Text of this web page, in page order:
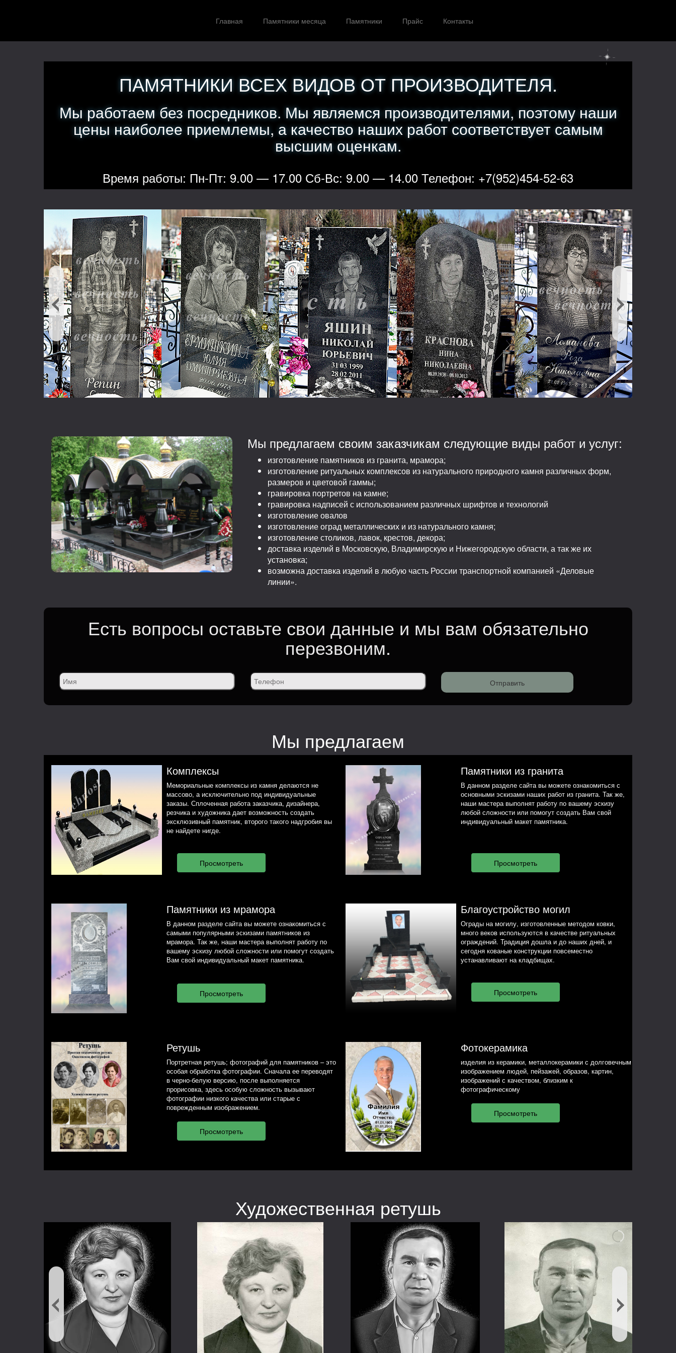
Главная Памятники месяца Памятники Прайс Контакты
ПАМЯТНИКИ ВСЕХ ВИДОВ ОТ ПРОИЗВОДИТЕЛЯ.
Мы работаем без посредников. Мы являемся производителями, поэтому наши
цены наиболее приемлемы, а качество наших работ соответствует самым
высшим оценкам.
Время работы: Пн-Пт: 9.00 — 17.00 Сб-Вс: 9.00 — 14.00 Телефон: +7(952)454-52-63
Мы предлагаем своим заказчикам следующие виды работ и услуг:
изготовление памятников из гранита, мрамора;
изготовление ритуальных комплексов из натурального природного камня различных форм,
размеров и цветовой гаммы;
гравировка портретов на камне;
гравировка надписей с использованием различных шрифтов и технологий
изготовление овалов
изготовление оград металлических и из натурального камня;
изготовление столиков, лавок, крестов, декора;
доставка изделий в Московскую, Владимирскую и Нижегородскую области, а так же их
установка;
возможна доставка изделий в любую часть России транспортной компанией «Деловые
линии».
Есть вопросы оставьте свои данные и мы вам обязательно
перезвоним.
Мы предлагаем
Комплексы
Мемориальные комплексы из камня делаются не
массово, а исключительно под индивидуальные
заказы. Сплоченная работа заказчика, дизайнера,
резчика и художника дает возможность создать
эксклюзивный памятник, второго такого надгробия вы
не найдете нигде.
Памятники из гранита
В данном разделе сайта вы можете ознакомиться с
основными эскизами наших работ из гранита. Так же,
наши мастера выполнят работу по вашему эскизу
любой сложности или помогут создать Вам свой
индивидуальный макет памятника.
Памятники из мрамора
В данном разделе сайта вы можете ознакомиться с
самыми популярными эскизами памятников из
мрамора. Так же, наши мастера выполнят работу по
вашему эскизу любой сложности или помогут создать
Вам свой индивидуальный макет памятника.
Благоустройство могил
Ограды на могилу, изготовленные методом ковки,
много веков используются в качестве ритуальных
ограждений. Традиция дошла и до наших дней, и
сегодня кованые конструкции повсеместно
устанавливают на кладбищах.
Ретушь
Портретная ретушь; фотографий для памятников – это
особая обработка фотографии. Сначала ее переводят
в черно-белую версию, после выполняется
прорисовка, здесь особую сложность вызывают
фотографии низкого качества или старые с
поврежденным изображением.
Фотокерамика
изделия из керамики, металлокерамики с долговечным
изображением людей, пейзажей, образов, картин,
изображений с качеством, близким к
фотографическому
Художественная ретушь